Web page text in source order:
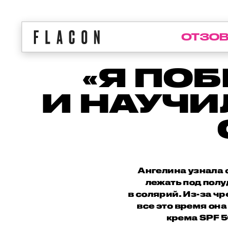
«Я
И
Ангелина узнала
лежать под
в солярий. Из-за
все это время
крема SPF